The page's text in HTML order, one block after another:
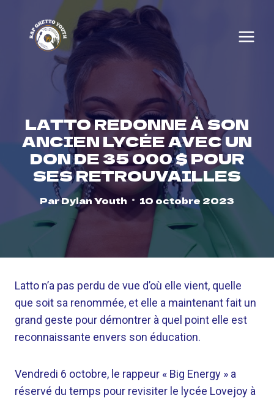
content
LATTO REDONNE À SON
ANCIEN LYCÉE AVEC UN
DON DE 35 000 $ POUR
SES RETROUVAILLES
ParDylan Youth 10 octobre 2023
Latto n’a pas perdu de vue d’où elle vient, quelle
que soit sa renommée, et elle a maintenant fait un
grand geste pour démontrer à quel point elle est
reconnaissante envers son éducation.
Vendredi 6 octobre, le rappeur « Big Energy » a
réservé du temps pour revisiter le lycée Lovejoy à